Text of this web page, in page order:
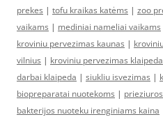
prekes | tofu kraikas katėms | zoo
vaikams | mediniai nameliai vaikams
kroviniu pervezimas kaunas |
vilnius | kroviniu pervezimas klaipeda
darbai klaipeda | siukliu isvezimas |
biopreparatai nuotekoms |
bakterijos nuoteku irenginiams kaina